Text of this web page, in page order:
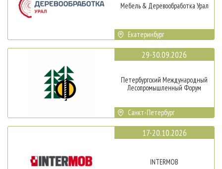
Мебель & Деревообработка Урал
Екатеринбург
29-30.09.2026
Петербургский Международный
Лесопромышленный Форум
Санкт-Петербург
17-20.10.2026
INTERMOB